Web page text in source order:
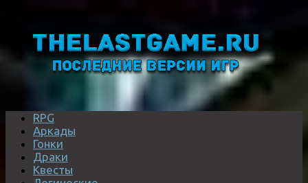
RPG
Аркады
Гонки
Драки
Квесты